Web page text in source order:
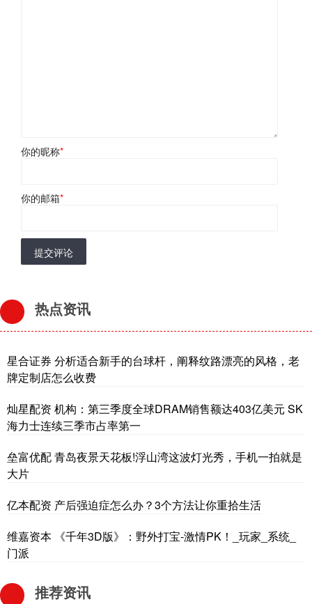
你的昵称*
你的邮箱*
提交评论
热点资讯
星合证券 分析适合新手的台球杆，阐释纹路漂亮的风格，老
牌定制店怎么收费
灿星配资 机构：第三季度全球DRAM销售额达403亿美元 SK
海力士连续三季市占率第一
垒富优配 青岛夜景天花板!浮山湾这波灯光秀，手机一拍就是
大片
亿本配资 产后强迫症怎么办？3个方法让你重拾生活
维嘉资本 《千年3D版》：野外打宝-激情PK！_玩家_系统_
门派
推荐资讯